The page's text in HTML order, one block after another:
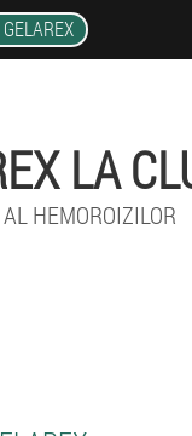
GELAREX
LA
HEMOROIZILOR